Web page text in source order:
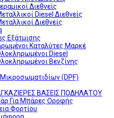
Διεθνείς
Diesel Διεθνείς
Διεθνείς
Εξάτμισης
Καταλύτες Μαρκέ
Diesel
Βενζίνης
(DPF)
ΒΑΣΕΙΣ ΠΟΔΗΛΑΤΟΥ
Για Μπάρες Οροφής
Φορτίου